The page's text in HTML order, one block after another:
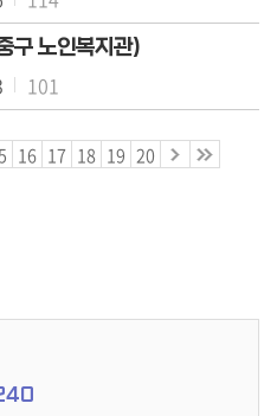
구 노인복지관)
101
16 17 18 19 20